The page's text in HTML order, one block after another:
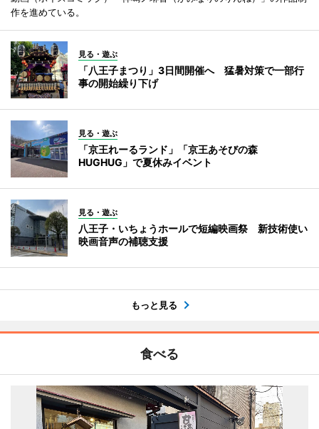
作を進めている。
見る・遊ぶ
「八王子まつり」3日間開催へ 猛暑対策で一部行
事の開始繰り下げ
見る・遊ぶ
「京王れーるランド」「京王あそびの森
HUGHUG」で夏休みイベント
見る・遊ぶ
八王子・いちょうホールで短編映画祭 新技術使い
映画音声の補聴支援
もっと見る
食べる